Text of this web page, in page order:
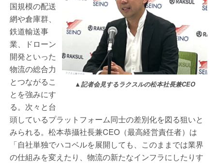
▲記者会見するラクスルの松本社長兼CEO
国規模の配送
網や倉庫群、
鉄道輸送事
業、ドローン
開発といった
物流の総合力
とつながるこ
とを強みにす
る。次々と台
頭しているプラットフォーム同士の差別化を図る狙いと
みられる。松本恭攝社長兼CEO（最高経営責任者）は
「自社単独でハコベルを展開しても、このままでは業界
の仕組みを変えたり、物流の新たなインフラにしたりす